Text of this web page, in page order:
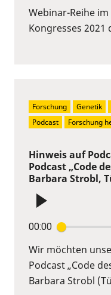
Webinar-Reihe im
Kongresses
Hinweis auf
Podcast „Code
Barbara Strobl,
00:00
Wir möchten
Podcast „Code
Barbara Strobl
Forschung Genetik
Podcast
Forschung